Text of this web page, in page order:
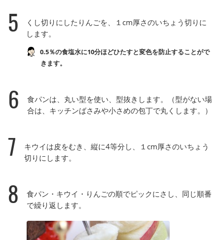
5
くし切りにしたりんごを、１cm厚さのいちょう切りに
します。
0.5％の食塩水に10分ほどひたすと変色を防止することがで
きます。
6
食パンは、丸い型を使い、型抜きします。（型がない場
合は、キッチンばさみや小さめの包丁で丸くします。）
7
キウイは皮をむき、縦に4等分し、１cm厚さのいちょう
切りにします。
8
食パン・キウイ・りんごの順でピックにさし、同じ順番
で繰り返します。